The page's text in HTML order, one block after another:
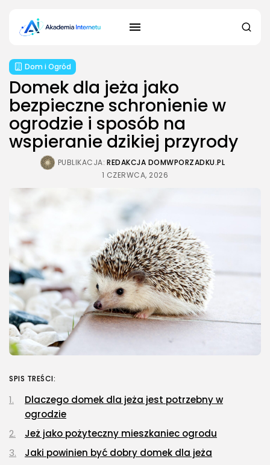
Dom i Ogród
Domek dla jeża jako
bezpieczne schronienie w
ogrodzie i sposób na
wspieranie dzikiej przyrody
PUBLIKACJA: REDAKCJA DOMWPORZADKU.PL
1 CZERWCA, 2026
SPIS TREŚCI:
Dlaczego domek dla jeża jest potrzebny w
ogrodzie
Jeż jako pożyteczny mieszkaniec ogrodu
Jaki powinien być dobry domek dla jeża